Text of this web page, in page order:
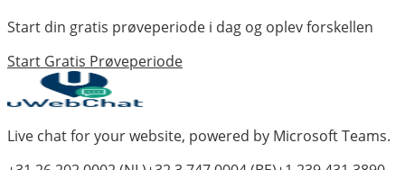
Start din gratis prøveperiode i dag og oplev forskellen
Start Gratis Prøveperiode
Live chat for your website, powered by Microsoft Teams.